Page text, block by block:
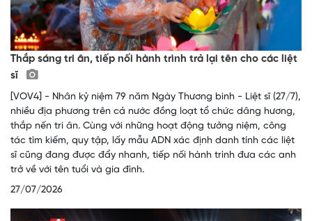
Thắp sáng tri ân, tiếp nối hành trình trả lại tên cho các liệt
sĩ
[VOV4] - Nhân kỷ niệm 79 năm Ngày Thương binh - Liệt sĩ (27/7),
nhiều địa phương trên cả nước đồng loạt tổ chức dâng hương,
thắp nến tri ân. Cùng với những hoạt động tưởng niệm, công
tác tìm kiếm, quy tập, lấy mẫu ADN xác định danh tính các liệt
sĩ cũng đang được đẩy nhanh, tiếp nối hành trình đưa các anh
trở về với tên tuổi và gia đình.
27/07/2026